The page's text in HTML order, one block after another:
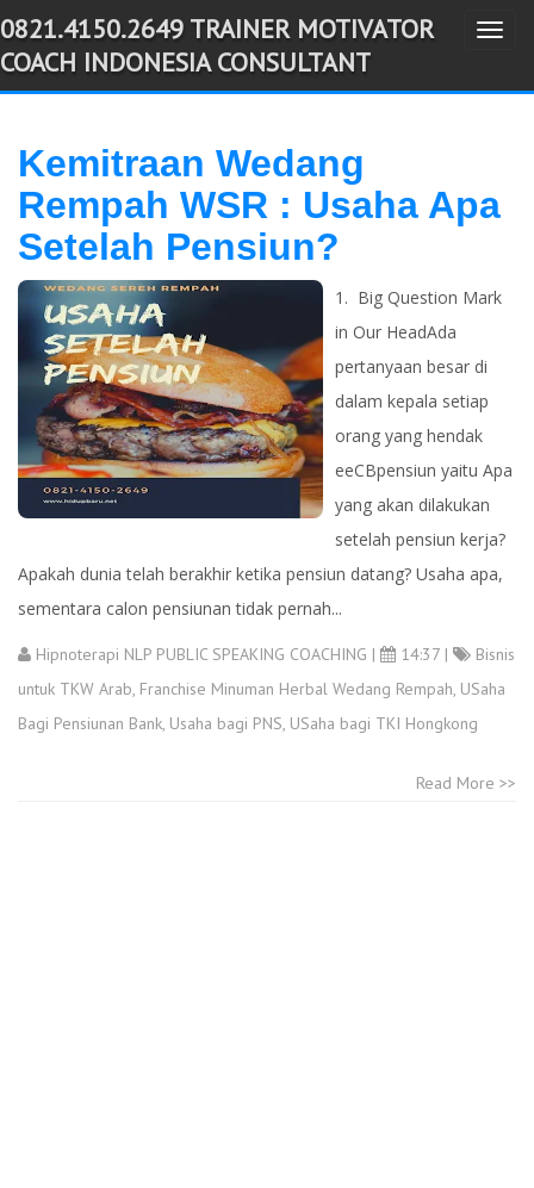
-->
T
g
e
v
o
0821.4150.2649 TRAINER MOTIVATOR
COACH INDONESIA CONSULTANT
Kemitraan Wedang
Rempah WSR : Usaha Apa
Setelah Pensiun?
1. Big Question Mark
in Our HeadAda
pertanyaan besar di
dalam kepala setiap
orang yang hendak
eeCBpensiun yaitu Apa
yang akan dilakukan
setelah pensiun kerja?
Apakah dunia telah berakhir ketika pensiun datang? Usaha apa,
sementara calon pensiunan tidak pernah...
Hipnoterapi NLP PUBLIC SPEAKING COACHING | 14:37 |
Bisnis
untuk TKW Arab, Franchise Minuman Herbal Wedang Rempah, USaha
Bagi Pensiunan Bank, Usaha bagi PNS, USaha bagi TKI Hongkong
Read More >>